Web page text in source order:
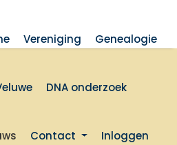
Vereniging Genealogie
DNA onderzoek
Contact Inloggen